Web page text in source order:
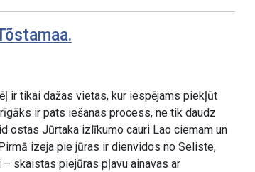
ir tikai dažas vietas, kur iespējams piekļūt
ir pats iešanas process, ne tik daudz
ostas Jūrtaka izlīkumo cauri Lao ciemam un
izeja pie jūras ir dienvidos no Seliste,
skaistas piejūras pļavu ainavas ar